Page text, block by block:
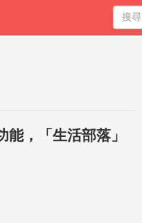
，「生活部落」